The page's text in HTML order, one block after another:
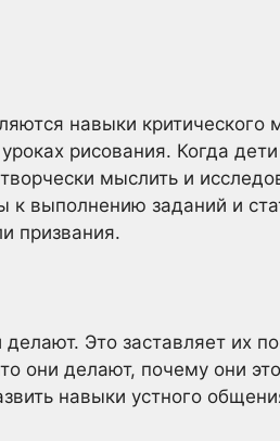
навыки критического
рисования. Когда
мыслить и
выполнению заданий и
призвания.
Это заставляет их
они делают, почему они
навыки устного